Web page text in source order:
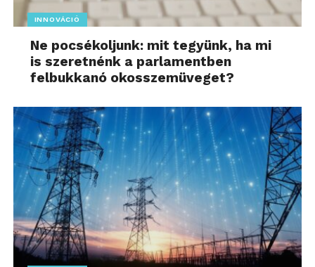
INNOVÁCIÓ
Ne pocsékoljunk: mit tegyünk, ha mi
is szeretnénk a parlamentben
felbukkanó okosszemüveget?